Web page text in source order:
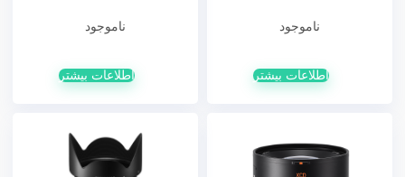
ناموجود
اطلاعات بیشتر
ناموجود
اطلاعات بیشتر